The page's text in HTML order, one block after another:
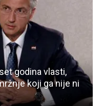
godina vlasti,
koji ga nije ni